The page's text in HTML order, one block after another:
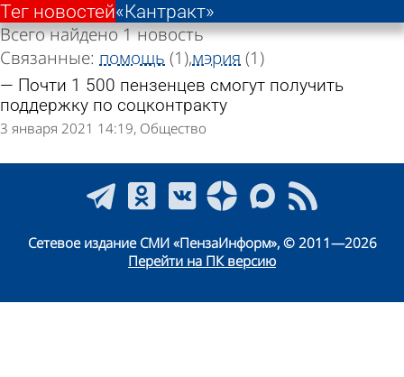
«Кантракт»
Тег новостей
Всего найдено 1 новость
Связанные: помощь (1)мэрия (1)
Почти 1 500 пензенцев смогут получить
поддержку по соцконтракту
3 января 2021 14:19 Общество
Сетевое издание СМИ «ПензаИнформ», © 2011—2026
Перейти на ПК версию